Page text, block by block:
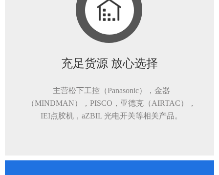
充足货源 放心选择
主营松下工控（Panasonic），金器
（MINDMAN），PISCO，亚德克（AIRTAC），
IEI点胶机，aZBIL 光电开关等相关产品。